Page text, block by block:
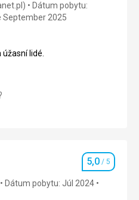
Dátum pobytu:
September 2025
lidé.
lidé.
5,0/ 5
Hodnotenie
5,0 / 5
Dátum pobytu: Júl 2024